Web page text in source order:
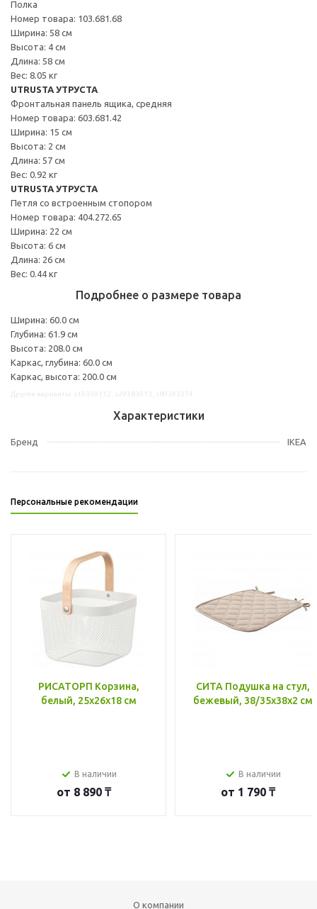
Полка
Номер товара: 103.681.68
Ширина: 58 см
Высота: 4 см
Длина: 58 см
Вес: 8.05 кг
UTRUSTA УТРУСТА
Фронтальная панель ящика, средняя
Номер товара: 603.681.42
Ширина: 15 см
Высота: 2 см
Длина: 57 см
Вес: 0.92 кг
UTRUSTA УТРУСТА
Петля со встроенным стопором
Номер товара: 404.272.65
Ширина: 22 см
Высота: 6 см
Длина: 26 см
Вес: 0.44 кг
Подробнее о размере товара
Ширина: 60.0 см
Глубина: 61.9 см
Высота: 208.0 см
Каркас, глубина: 60.0 см
Каркас, высота: 200.0 см
Характеристики
Бренд IKEA
Персональные рекомендации
РИСАТОРП Корзина,
белый, 25x26x18 см
В наличии
от 8 890 ₸
СИТА Подушка на стул,
бежевый, 38/35x38x2 см
В наличии
от 1 790 ₸
О компании